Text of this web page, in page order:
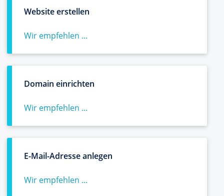
Website erstellen
Wir empfehlen ...
Domain einrichten
Wir empfehlen ...
E-Mail-Adresse anlegen
Wir empfehlen ...